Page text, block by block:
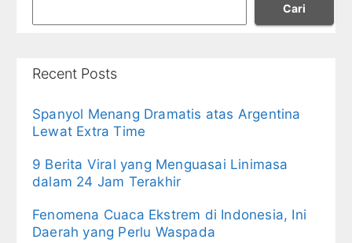
Cari
Recent Posts
Spanyol Menang Dramatis atas Argentina
Lewat Extra Time
9 Berita Viral yang Menguasai Linimasa
dalam 24 Jam Terakhir
Fenomena Cuaca Ekstrem di Indonesia, Ini
Daerah yang Perlu Waspada